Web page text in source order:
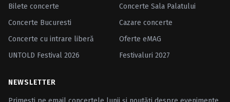
Bilete concerte
Concerte Sala Palatului
Concerte Bucuresti
Cazare concerte
Concerte cu intrare liberă
Oferte eMAG
UNTOLD Festival 2026
Festivaluri 2027
NEWSLETTER